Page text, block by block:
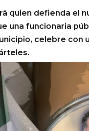
quien defienda el
una funcionaria
celebre con